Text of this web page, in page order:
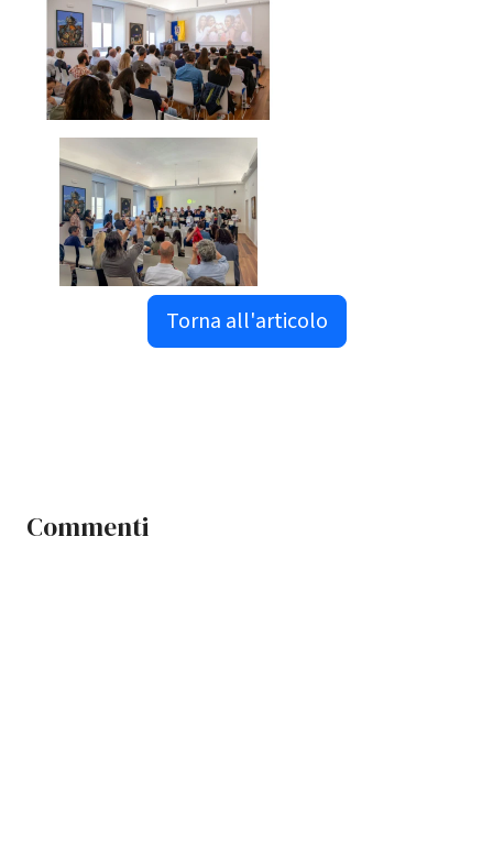
Torna all'articolo
Commenti